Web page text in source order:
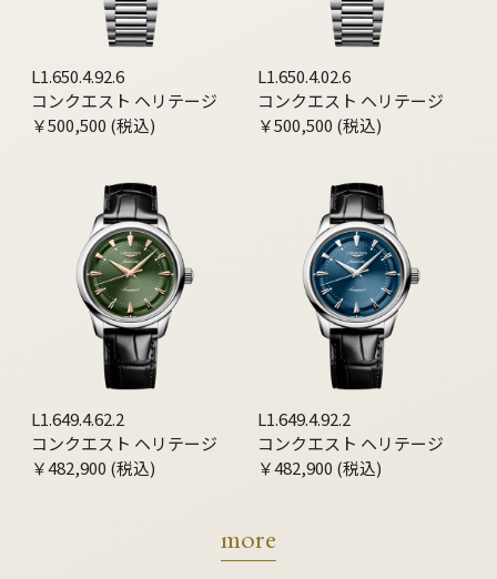
L1.650.4.92.6
コンクエスト ヘリテージ
￥500,500 (税込)
L1.650.4.02.6
コンクエスト ヘリテージ
￥500,500 (税込)
L1.649.4.62.2
コンクエスト ヘリテージ
￥482,900 (税込)
L1.649.4.92.2
コンクエスト ヘリテージ
￥482,900 (税込)
more